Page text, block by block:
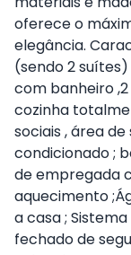
oferece o
elegância.
(sendo 2
com banheiro
cozinha
sociais , área
condicionado ;
de empregada
aquecimento
a casa ;
fechado de